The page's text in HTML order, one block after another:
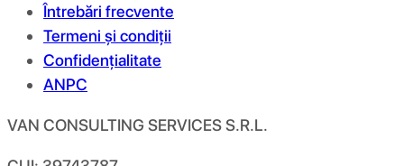
Întrebări frecvente
Termeni și condiții
Confidențialitate
ANPC
VAN CONSULTING SERVICES S.R.L.